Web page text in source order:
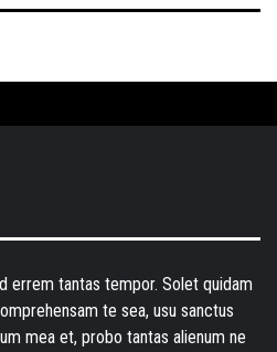
errem tantas tempor. Solet quidam
te sea, usu sanctus
mea et, probo tantas alienum ne